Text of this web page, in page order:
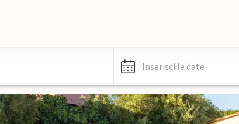
Inserisci le date